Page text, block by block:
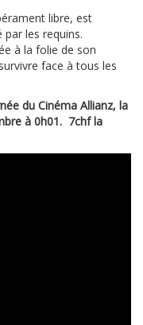
libre, est
les requins.
à la folie de son
face à tous les
du Cinéma Allianz, la
à 0h01. 7chf la